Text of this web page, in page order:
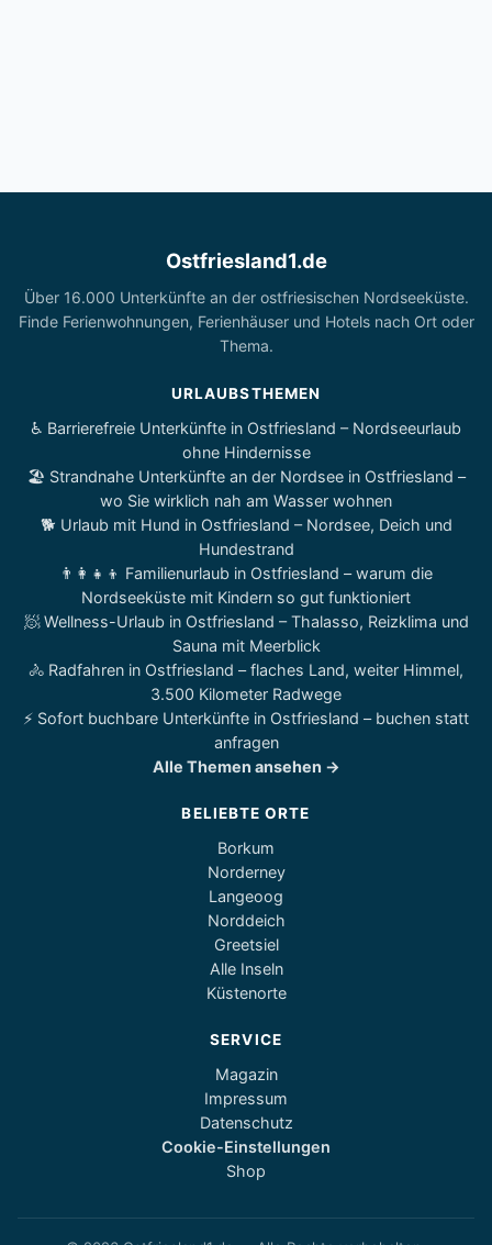
Ostfriesland1.de
Über 16.000 Unterkünfte an der ostfriesischen Nordseeküste.
Finde Ferienwohnungen, Ferienhäuser und Hotels nach Ort oder
Thema.
URLAUBSTHEMEN
♿ Barrierefreie Unterkünfte in Ostfriesland – Nordseeurlaub
ohne Hindernisse
🏖️ Strandnahe Unterkünfte an der Nordsee in Ostfriesland –
wo Sie wirklich nah am Wasser wohnen
🐕 Urlaub mit Hund in Ostfriesland – Nordsee, Deich und
Hundestrand
👨‍👩‍👧‍👦 Familienurlaub in Ostfriesland – warum die
Nordseeküste mit Kindern so gut funktioniert
🧖 Wellness-Urlaub in Ostfriesland – Thalasso, Reizklima und
Sauna mit Meerblick
🚴 Radfahren in Ostfriesland – flaches Land, weiter Himmel,
3.500 Kilometer Radwege
⚡ Sofort buchbare Unterkünfte in Ostfriesland – buchen statt
anfragen
Alle Themen ansehen →
BELIEBTE ORTE
Borkum
Norderney
Langeoog
Norddeich
Greetsiel
Alle Inseln
Küstenorte
SERVICE
Magazin
Impressum
Datenschutz
Cookie-Einstellungen
Shop